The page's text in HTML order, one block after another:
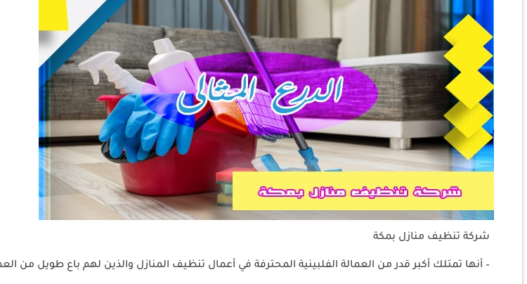
شركة تنظيف منازل بمكة
– أنها تمتلك أكبر قدر من العمالة الفلبينية المحترفة في أعمال تنظيف المنازل والذين لهم باع طويل من